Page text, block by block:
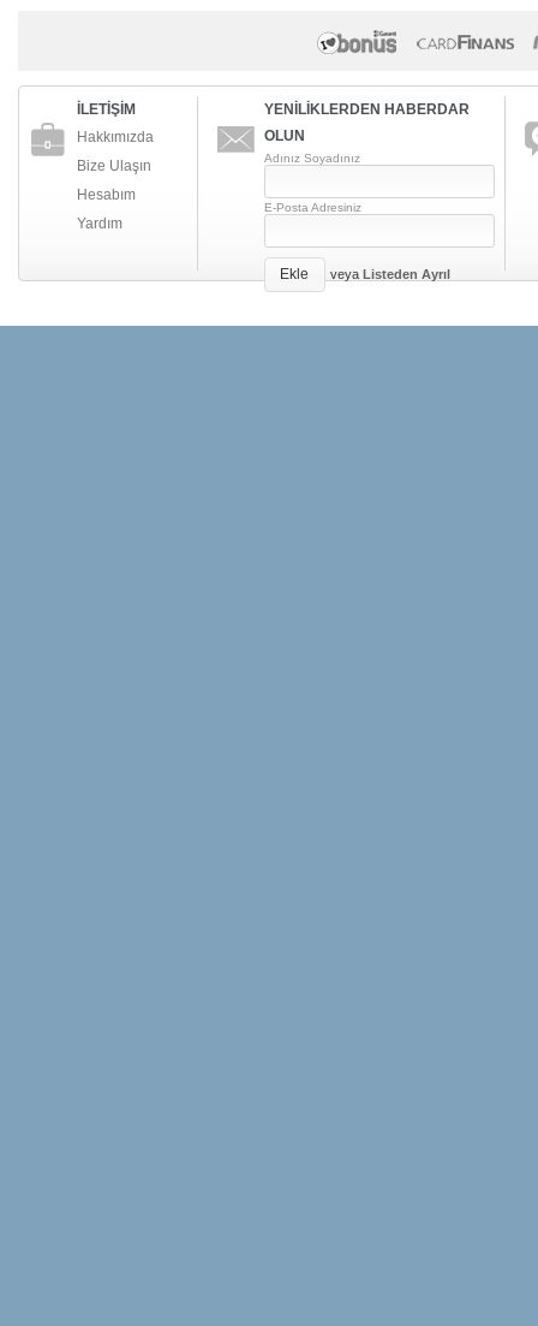
İLETİŞİM
Hakkımızda
Bize Ulaşın
Hesabım
Yardım
YENİLİKLERDEN HABERDAR
OLUN
Adınız Soyadınız
E-Posta Adresiniz
Ekle veya Listeden Ayrıl